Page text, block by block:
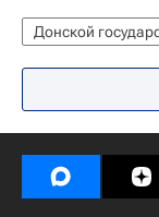
СН_Образование